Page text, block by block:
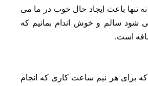
تنها باعث ایجاد حال خوب در ما می
شود سالم و خوش اندام بمانیم که
است.
برای هر نیم ساعت کاری که انجام